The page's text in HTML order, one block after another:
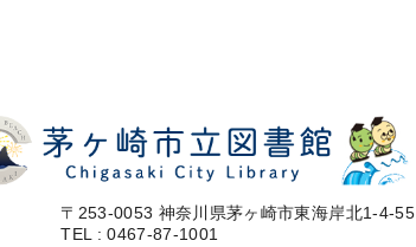
〒253-0053 神奈川県茅ヶ崎市東海岸北1-4-55
TEL : 0467-87-1001